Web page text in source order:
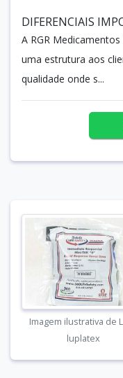
DIFERENCIAIS
A RGR
uma estrutura aos
qualidade onde s...
Imagem ilustrativa de
luplatex